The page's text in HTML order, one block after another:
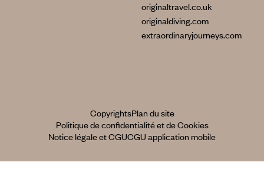
originaltravel.co.uk
originaldiving.com
extraordinaryjourneys.com
CopyrightsPlan du site
Politique de confidentialité et de Cookies
Notice légale et CGUCGU application mobile